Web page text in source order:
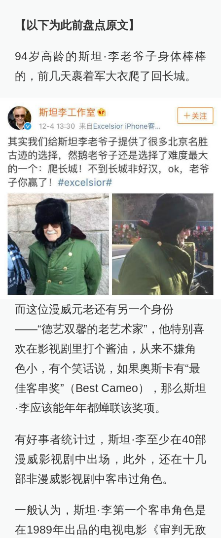
【以下为此前盘点原文】
94岁高龄的斯坦·李老爷子身体棒棒
的，前几天裹着军大衣爬了回长城。
而这位漫威元老还有另一个身份
——“德艺双馨的老艺术家”，他特别喜
欢在影视剧里打个酱油，从来不嫌角
色小，有个笑话说，如果奥斯卡有“最
佳客串奖”（Best Cameo），那么斯坦
·李应该能年年都蝉联该奖项。
有好事者统计过，斯坦·李至少在40部
漫威影视剧中出场，此外，还在十几
部非漫威影视剧中客串过角色。
一般认为，斯坦·李第一个客串角色是
在1989年出品的电视电影《审判无敌